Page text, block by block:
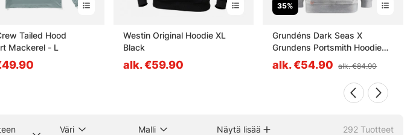
Tailed Hood
Mackerel - L
Westin Original Hoodie XL
Black
alk. €59.90
35%
Grundéns Dark Seas X
Grundens Portsmith Hoodie
Athletic Heather - XL
alk. €54.90 alk. €84.90
Väri Malli Näytä lisää 292 Tuotteet